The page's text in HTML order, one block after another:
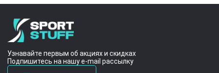
Узнавайте первым об акциях и скидках
Подпишитесь на нашу e-mail рассылку